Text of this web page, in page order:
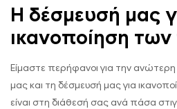
Η δέσμευσή μας
ικανοποίηση
Είμαστε περήφανοι για την
μας και τη δέσμευσή μας για
είναι στη διάθεσή σας ανά πάσα